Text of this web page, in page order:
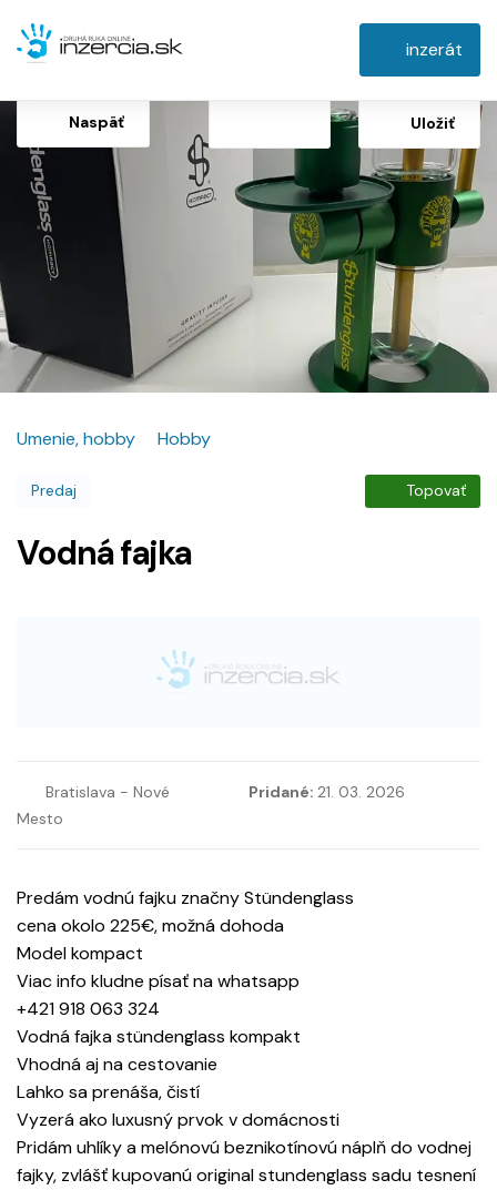
inzerát
Naspäť Uložiť
Umenie, hobby Hobby
Predaj Topovať
Vodná fajka
Bratislava - Nové
Mesto
Pridané: 21. 03. 2026
Predám vodnú fajku značny Stündenglass
cena okolo 225€, možná dohoda
Model kompact
Viac info kludne písať na whatsapp
+421 918 063 324
Vodná fajka stündenglass kompakt
Vhodná aj na cestovanie
Lahko sa prenáša, čistí
Vyzerá ako luxusný prvok v domácnosti
Pridám uhlíky a melónovú beznikotínovú náplň do vodnej
fajky, zvlášť kupovanú original stundenglass sadu tesnení